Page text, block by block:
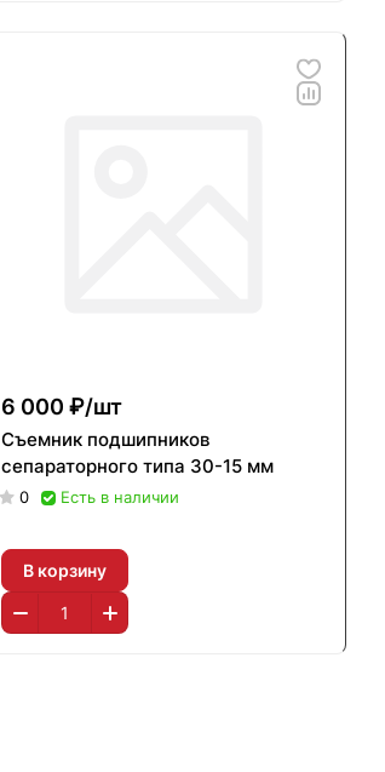
6 000 ₽/шт
Съемник подшипников
сепараторного типа 30-15 мм
0 Есть в наличии
В корзину